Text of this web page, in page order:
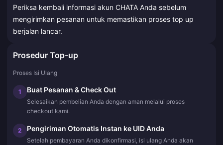
Periksa kembali informasi akun CHATA Anda sebelum
mengirimkan pesanan untuk memastikan proses top up
berjalan lancar.
Prosedur Top-up
Proses Isi Ulang
1 Buat Pesanan & Check Out
Selesaikan pembelian Anda dengan aman melalui proses
checkout kami.
2 Pengiriman Otomatis Instan ke UID Anda
Setelah pembayaran Anda dikonfirmasi, isi ulang Anda akan